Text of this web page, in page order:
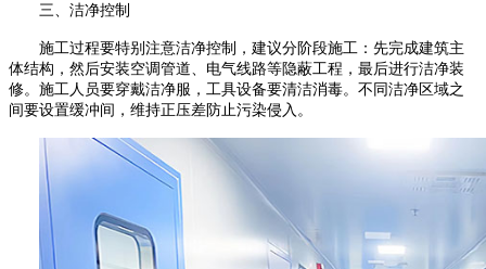
三、洁净控制
施工过程要特别注意洁净控制，建议分阶段施工：先完成建筑主
体结构，然后安装空调管道、电气线路等隐蔽工程，最后进行洁净装
修。施工人员要穿戴洁净服，工具设备要清洁消毒。不同洁净区域之
间要设置缓冲间，维持正压差防止污染侵入。